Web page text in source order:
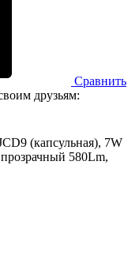
Сравнить
друзьям:
(капсульная), 7W
580Lm,